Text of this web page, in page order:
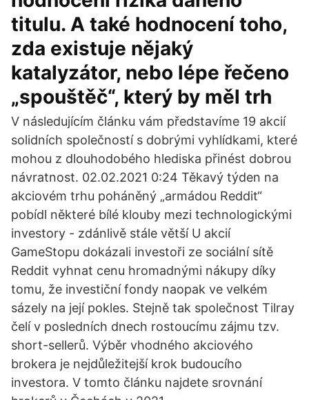
titulu. A také hodnocení toho,
zda existuje nějaký
katalyzátor, nebo lépe řečeno
„spouštěč“, který by měl trh
V následujícím článku vám představíme 19 akcií
solidních společností s dobrými vyhlídkami, které
mohou z dlouhodobého hlediska přinést dobrou
návratnost. 02.02.2021 0:24 Těkavý týden na
akciovém trhu poháněný „armádou Reddit“
pobídl některé bílé klouby mezi technologickými
investory - zdánlivě stále větší U akcií
GameStopu dokázali investoři ze sociální sítě
Reddit vyhnat cenu hromadnými nákupy díky
tomu, že investiční fondy naopak ve velkém
sázely na její pokles. Stejně tak společnost Tilray
čelí v posledních dnech rostoucímu zájmu tzv.
short-sellerů. Výběr vhodného akciového
brokera je nejdůležitejší krok budoucího
investora. V tomto článku najdete srovnání